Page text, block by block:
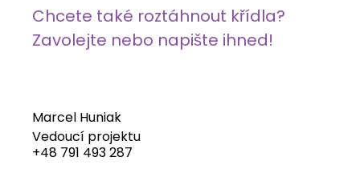
Chcete také roztáhnout křídla?
Zavolejte nebo napište ihned!
Marcel Huniak
Vedoucí projektu
+48 791 493 287